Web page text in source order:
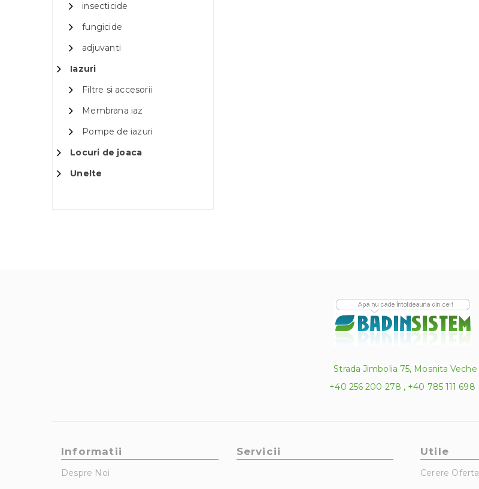
insecticide
fungicide
adjuvanti
Iazuri
Filtre si accesorii
Membrana iaz
Pompe de iazuri
Locuri de joaca
Unelte
Strada Jimbolia 75, Mosnita Veche
+40 256 200 278 , +40 785 111 698
Informatii
Despre Noi
Servicii Utile
Cerere Oferta